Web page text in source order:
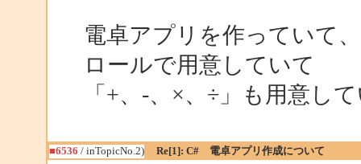
電卓アプリを作っていて
ロールで用意していて
「+、-、×、÷」も用意し
■6536 / inTopicNo.2) Re[1]: C# 電卓アプリ作成について